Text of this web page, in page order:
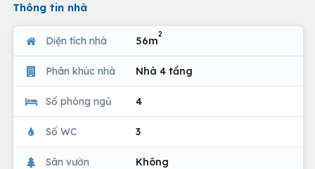
Thông tin nhà
Diện tích nhà 56m
2
Phân khúc nhà Nhà 4 tầng
Số phòng ngủ 4
Số WC 3
Sân vườn Không